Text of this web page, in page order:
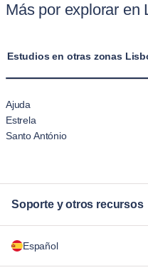
Más por explorar en
Estudios en otras zonas
Ajuda
Estrela
Santo António
Soporte y otros recursos
Para las empresas
Español